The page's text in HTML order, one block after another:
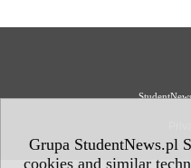
Grupa StudentNews.pl
cookies and similar